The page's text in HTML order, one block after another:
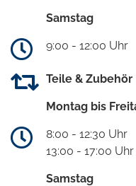
Samstag
9:00 - 12:00 Uhr
Teile & Zubehör
Montag bis
8:00 - 12:30 Uhr
13:00 - 17:00 Uhr
Samstag